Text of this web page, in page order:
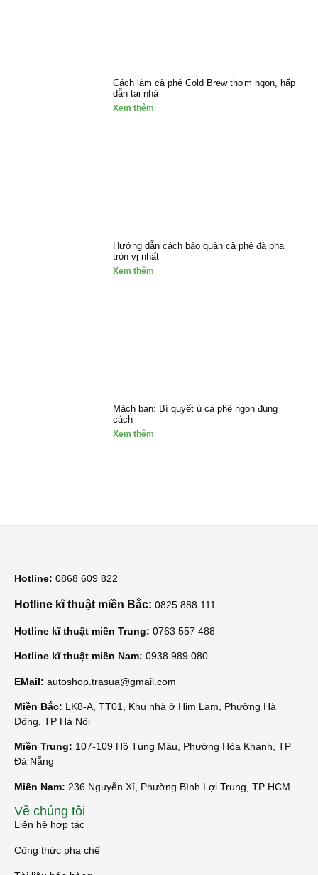
Cách làm cà phê Cold Brew thơm ngon, hấp
dẫn tại nhà
Xem thêm
Hướng dẫn cách bảo quản cà phê đã pha
tròn vị nhất
Xem thêm
Mách bạn: Bí quyết ủ cà phê ngon đúng
cách
Xem thêm
Hotline: 0868 609 822
Hotline kĩ thuật miền Bắc: 0825 888 111
Hotline kĩ thuật miền Trung: 0763 557 488
Hotline kĩ thuật miền Nam: 0938 989 080
EMail: autoshop.trasua@gmail.com
Miền Bắc: LK8-A, TT01, Khu nhà ở Him Lam, Phường Hà
Đông, TP Hà Nội
Miền Trung: 107-109 Hồ Tùng Mậu, Phường Hòa Khánh, TP
Đà Nẵng
Miền Nam: 236 Nguyễn Xí, Phường Bình Lợi Trung, TP HCM
Về chúng tôi
Liên hệ hợp tác
Công thức pha chế